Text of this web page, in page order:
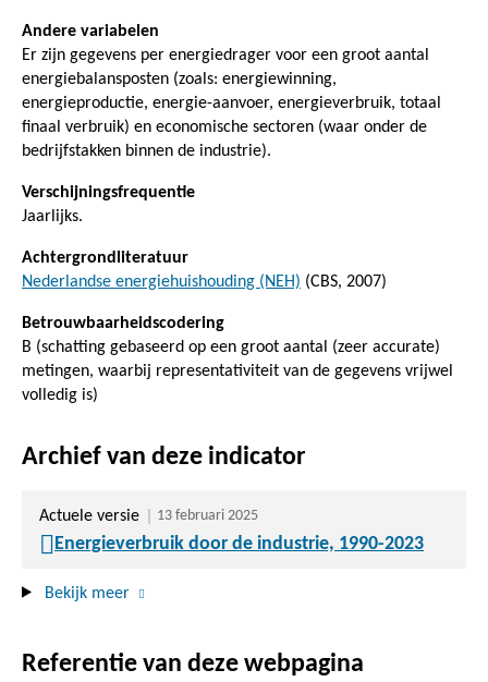
Andere variabelen
Er zijn gegevens per energiedrager voor een groot aantal
energiebalansposten (zoals: energiewinning,
energieproductie, energie-aanvoer, energieverbruik, totaal
finaal verbruik) en economische sectoren (waar onder de
bedrijfstakken binnen de industrie).
Verschijningsfrequentie
Jaarlijks.
Achtergrondliteratuur
Nederlandse energiehuishouding (NEH) (CBS, 2007)
Betrouwbaarheidscodering
B (schatting gebaseerd op een groot aantal (zeer accurate)
metingen, waarbij representativiteit van de gegevens vrijwel
volledig is)
Archief van deze indicator
Actuele versie 13 februari 2025
Energieverbruik door de industrie, 1990-2023
Bekijk meer
Referentie van deze webpagina